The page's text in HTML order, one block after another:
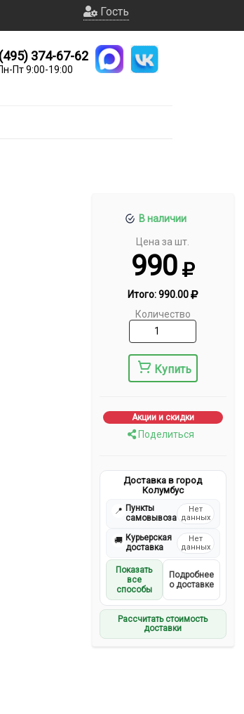
Гость
374-67-62
Пт 9:00-19:00
В наличии
Цена за шт.
990
Итого:990.00
Количество
Купить
Акции и скидки
Поделиться
Доставка в город
Колумбус
📍 Пункты
самовывоза
Нет
данных
🚚 Курьерская
доставка
Нет
данных
Показать
все
способы
Подробнее
о доставке
Рассчитать стоимость
доставки